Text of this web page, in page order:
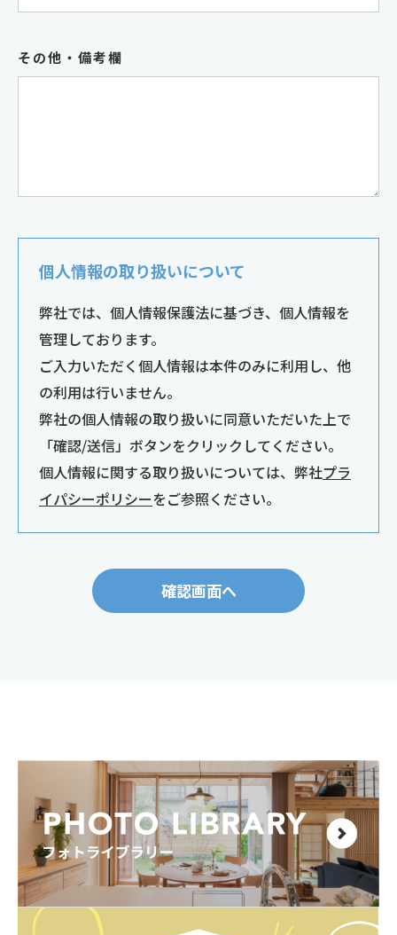
その他・備考欄
個人情報の取り扱いについて
弊社では、個人情報保護法に基づき、個人情報を
管理しております。
ご入力いただく個人情報は本件のみに利用し、他
の利用は行いません。
弊社の個人情報の取り扱いに同意いただいた上で
「確認/送信」ボタンをクリックしてください。
個人情報に関する取り扱いについては、弊社プラ
イパシーポリシーをご参照ください。